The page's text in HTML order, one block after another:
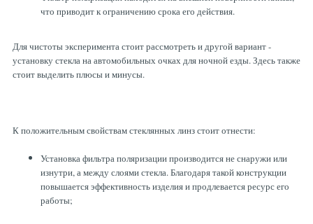
что приводит к ограничению срока его действия.
Для чистоты эксперимента стоит рассмотреть и другой вариант -
установку стекла на автомобильных очках для ночной езды. Здесь также
стоит выделить плюсы и минусы.
К положительным свойствам стеклянных линз стоит отнести:
Установка фильтра поляризации производится не снаружи или
изнутри, а между слоями стекла. Благодаря такой конструкции
повышается эффективность изделия и продлевается ресурс его
работы;